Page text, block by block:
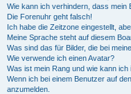
Wie kann ich verhindern, dass mein
Die Forenuhr geht falsch!
Ich habe die Zeitzone eingestellt,
Meine Sprache steht auf diesem
Was sind das für Bilder, die bei
Wie verwende ich einen Avatar?
Was ist mein Rang und wie kann ich
Wenn ich bei einem Benutzer auf
anzumelden.